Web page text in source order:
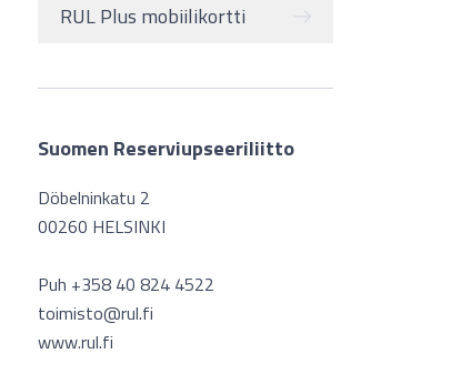
RUL Plus mobiilikortti
Suomen Reserviupseeriliitto
Döbelninkatu 2
00260 HELSINKI
Puh +358 40 824 4522
toimisto@rul.fi
www.rul.fi